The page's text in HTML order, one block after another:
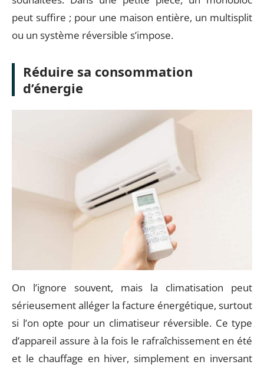
peut suffire ; pour une maison entière, un multisplit
ou un système réversible s’impose.
Réduire sa consommation
d’énergie
On l’ignore souvent, mais la climatisation peut
sérieusement alléger la facture énergétique, surtout
si l’on opte pour un climatiseur réversible. Ce type
d’appareil assure à la fois le rafraîchissement en été
et le chauffage en hiver, simplement en inversant